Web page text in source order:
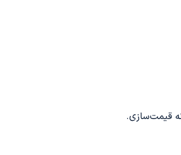
قیمت‌سازی.